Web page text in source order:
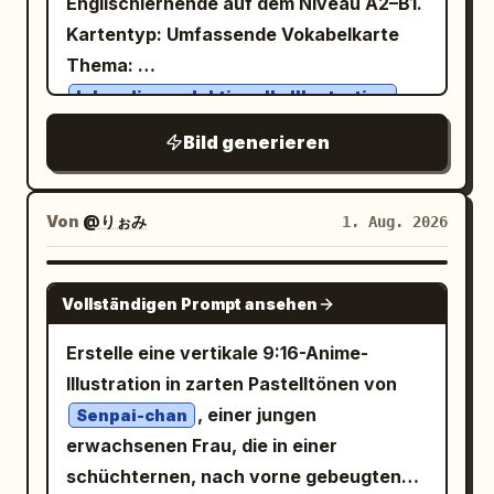
alone, looking determined.” Bild: weiter
Establishing Shot des Drachen, der auf
einem Waldpfad auf einer leuchtenden
magischen Lichtung steht, umgeben von
Schmetterlingen und Blumen. Panel 2
caption: “2. (2–4s) Determination” with
subcaption “The dragon puffs its
cheeks, takes a huge breath, and
spreads its wings.” Bild: mittlere
Nahaufnahme des Drachen, der die
Augen zukneift, die Wangen aufbläht,
die Flügel ausbreitet und sich
dramatisch vorbereitet. Panel 3 caption:
“3. (4–6s) Failure” with subcaption “It
exhales with all its strength… but only a
tiny puff of smoke comes out.” Bild:
Inneren, das eine dicke, dichte und
glatte Textur aufweist. Oben links wird
mit
dicken und verspielten
handgezeichneten Schriftarten
goldgelber Füllung, cremeweißen
Innenlinien und dunkelgrünen
Außenkonturen präsentiert; der
Untertitel '金黄绵密 浓香细滑' ist auf
einem olivgrünen wellenförmigen Band
platziert, wobei das englische 'MUSANG
KING DURIAN' in einem kreisförmigen
Siegelformat erscheint. Fügen Sie dem
Hintergrund tropische Blätter,
Fruchtaroma-Kurven, Fruchtfleisch-
Kartentyp: Umfassende Vokabelkarte
Thema:
lebendige redaktionelle Illustration
Primäres Kobaltblau #2563EB,
sekundäres Zitronengelb #FFD84D,
sekundäres Himmelblau #7DD3FC,
dunkler Text #17324D, warmer
cremefarbener Hintergrund #FFF9E8
. Stelle den folgenden Text präzise dar:
/ˈlaɪ.brər.i/ noun Bibliothek
Places where people can read or borrow
books and other materials. We borrowed
two books from the library. We borrowed
two books from the library. COMMON
Bild generieren
Von @りぉみ 1. Aug. 2026
GPT IMAGE 2
Vollständigen Prompt ansehen
Erstelle eine vertikale 9:16-Anime-
Illustration in zarten Pastelltönen von
Senpai-chan
, einer jungen
erwachsenen Frau, die in einer
schüchternen, nach vorne gebeugten